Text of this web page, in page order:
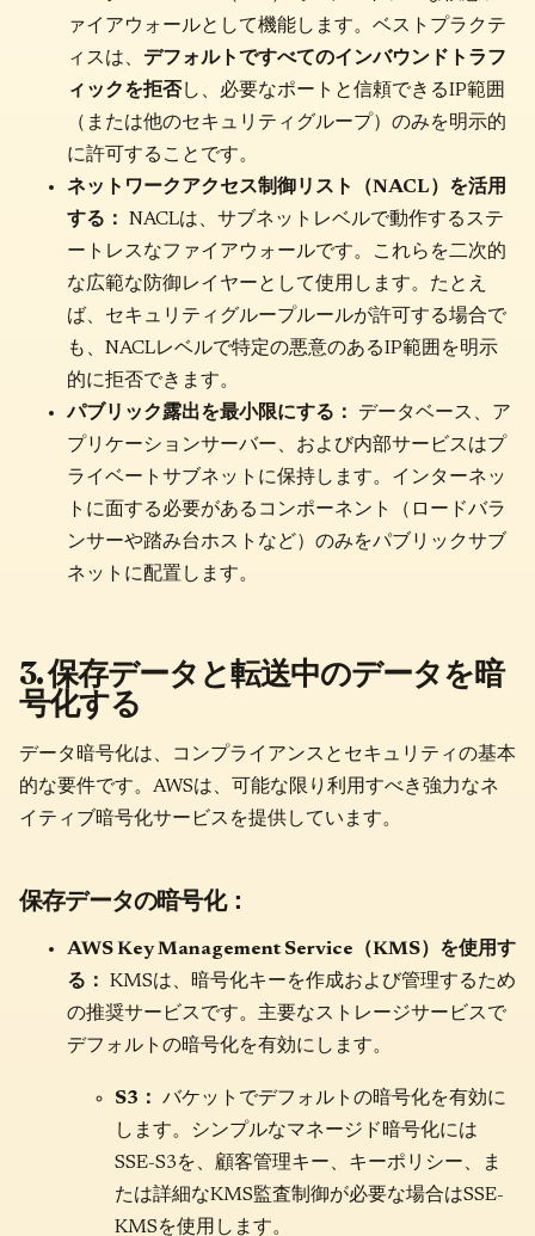
ァイアウォールとして機能します。ベストプラクテ
ィスは、 デフォルトですべてのインバウンドトラフ
ィックを拒否し、必要なポートと信頼できるIP範囲
（または他のセキュリティグループ）のみを明示的
に許可することです。
ネットワークアクセス制御リスト（NACL）を活用
する：
NACLは、サブネットレベルで動作するステ
ートレスなファイアウォールです。これらを二次的
な広範な防御レイヤーとして使用します。たとえ
ば、セキュリティグループルールが許可する場合で
も、NACLレベルで特定の悪意のあるIP範囲を明示
的に拒否できます。
パブリック露出を最小限にする：
データベース、ア
プリケーションサーバー、および内部サービスはプ
ライベートサブネットに保持します。インターネッ
トに面する必要があるコンポーネント（ロードバラ
ンサーや踏み台ホストなど）のみをパブリックサブ
ネットに配置します。
3. 保存データと転送中のデータを暗
号化する
データ暗号化は、コンプライアンスとセキュリティの基本
的な要件です。AWSは、可能な限り利用すべき強力なネ
イティブ暗号化サービスを提供しています。
保存データの暗号化：
AWS Key Management Service（KMS）を使用す
る：
KMSは、暗号化キーを作成および管理するため
の推奨サービスです。主要なストレージサービスで
デフォルトの暗号化を有効にします。
S3：
バケットでデフォルトの暗号化を有効に
します。シンプルなマネージド暗号化には
SSE-S3を、顧客管理キー、キーポリシー、ま
たは詳細なKMS監査制御が必要な場合はSSE-
KMSを使用します。